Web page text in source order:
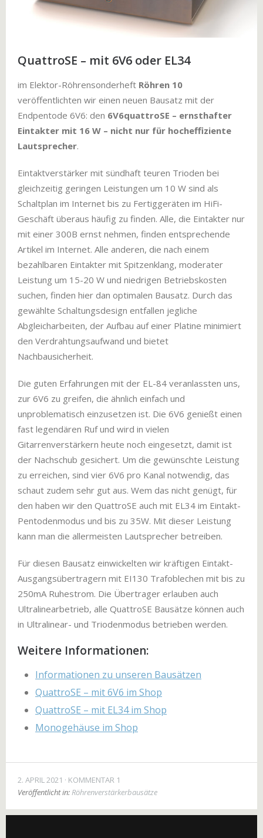
QuattroSE – mit 6V6 oder EL34
im Elektor-Röhrensonderheft Röhren 10
veröffentlichten wir einen neuen Bausatz mit der
Endpentode 6V6: den 6V6quattroSE – ernsthafter
Eintakter mit 16 W – nicht nur für hocheffiziente
Lautsprecher.
Eintaktverstärker mit sündhaft teuren Trioden bei
gleichzeitig geringen Leistungen um 10 W sind als
Schaltplan im Internet bis zu Fertiggeräten im HiFi-
Geschäft überaus häufig zu finden. Alle, die Eintakter nur
mit einer 300B ernst nehmen, finden entsprechende
Artikel im Internet. Alle anderen, die nach einem
bezahlbaren Eintakter mit Spitzenklang, moderater
Leistung um 15-20 W und niedrigen Betriebskosten
suchen, finden hier dan optimalen Bausatz. Durch das
gewählte Schaltungsdesign entfallen jegliche
Abgleicharbeiten, der Aufbau auf einer Platine minimiert
den Verdrahtungsaufwand und bietet
Nachbausicherheit.
Die guten Erfahrungen mit der EL-84 veranlassten uns,
zur 6V6 zu greifen, die ähnlich einfach und
unproblematisch einzusetzen ist. Die 6V6 genießt einen
fast legendären Ruf und wird in vielen
Gitarrenverstärkern heute noch eingesetzt, damit ist
der Nachschub gesichert. Um die gewünschte Leistung
zu erreichen, sind vier 6V6 pro Kanal notwendig, das
schaut zudem sehr gut aus. Wem das nicht genügt, für
den haben wir den QuattroSE auch mit EL34 im Eintakt-
Pentodenmodus und bis zu 35W. Mit dieser Leistung
kann man die allermeisten Lautsprecher betreiben.
Für diesen Bausatz einwickelten wir kräftigen Eintakt-
Ausgangsübertragern mit EI130 Trafoblechen mit bis zu
250mA Ruhestrom. Die Übertrager erlauben auch
Ultralinearbetrieb, alle QuattroSE Bausätze können auch
in Ultralinear- und Triodenmodus betrieben werden.
Weitere Informationen:
Informationen zu unseren Bausätzen
QuattroSE – mit 6V6 im Shop
QuattroSE – mit EL34 im Shop
Monogehäuse im Shop
2. APRIL 2021
KOMMENTAR 1
Veröffentlicht in:Röhrenverstärkerbausätze